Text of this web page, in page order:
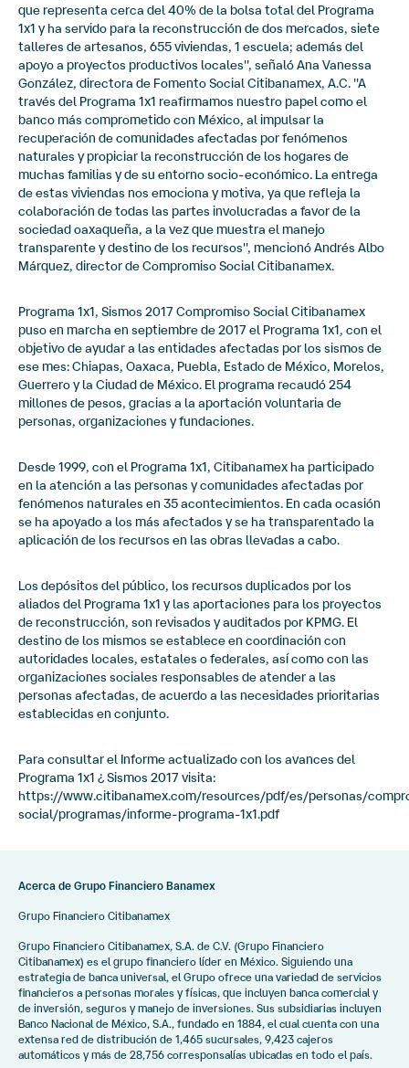
que representa cerca del 40% de la bolsa total del Programa
1x1 y ha servido para la reconstrucción de dos mercados, siete
talleres de artesanos, 655 viviendas, 1 escuela; además del
apoyo a proyectos productivos locales'', señaló Ana Vanessa
González, directora de Fomento Social Citibanamex, A.C. ''A
través del Programa 1x1 reafirmamos nuestro papel como el
banco más comprometido con México, al impulsar la
recuperación de comunidades afectadas por fenómenos
naturales y propiciar la reconstrucción de los hogares de
muchas familias y de su entorno socio-económico. La entrega
de estas viviendas nos emociona y motiva, ya que refleja la
colaboración de todas las partes involucradas a favor de la
sociedad oaxaqueña, a la vez que muestra el manejo
transparente y destino de los recursos'', mencionó Andrés Albo
Márquez, director de Compromiso Social Citibanamex.
Programa 1x1, Sismos 2017 Compromiso Social Citibanamex
puso en marcha en septiembre de 2017 el Programa 1x1, con el
objetivo de ayudar a las entidades afectadas por los sismos de
ese mes: Chiapas, Oaxaca, Puebla, Estado de México, Morelos,
Guerrero y la Ciudad de México. El programa recaudó 254
millones de pesos, gracias a la aportación voluntaria de
personas, organizaciones y fundaciones.
Desde 1999, con el Programa 1x1, Citibanamex ha participado
en la atención a las personas y comunidades afectadas por
fenómenos naturales en 35 acontecimientos. En cada ocasión
se ha apoyado a los más afectados y se ha transparentado la
aplicación de los recursos en las obras llevadas a cabo.
Los depósitos del público, los recursos duplicados por los
aliados del Programa 1x1 y las aportaciones para los proyectos
de reconstrucción, son revisados y auditados por KPMG. El
destino de los mismos se establece en coordinación con
autoridades locales, estatales o federales, así como con las
organizaciones sociales responsables de atender a las
personas afectadas, de acuerdo a las necesidades prioritarias
establecidas en conjunto.
Para consultar el Informe actualizado con los avances del
Programa 1x1 ¿ Sismos 2017 visita:
https://www.citibanamex.com/resources/pdf/es/personas/
social/programas/informe-programa-1x1.pdf
Acerca de Grupo Financiero Banamex
Grupo Financiero Citibanamex
Grupo Financiero Citibanamex, S.A. de C.V. (Grupo Financiero
Citibanamex) es el grupo financiero líder en México. Siguiendo una
estrategia de banca universal, el Grupo ofrece una variedad de servicios
financieros a personas morales y físicas, que incluyen banca comercial y
de inversión, seguros y manejo de inversiones. Sus subsidiarias incluyen
Banco Nacional de México, S.A., fundado en 1884, el cual cuenta con una
extensa red de distribución de 1,465 sucursales, 9,423 cajeros
automáticos y más de 28,756 corresponsalías ubicadas en todo el país.